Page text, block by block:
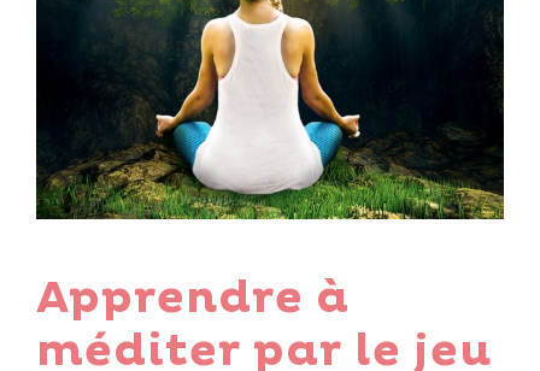
Apprendre à
méditer par le jeu